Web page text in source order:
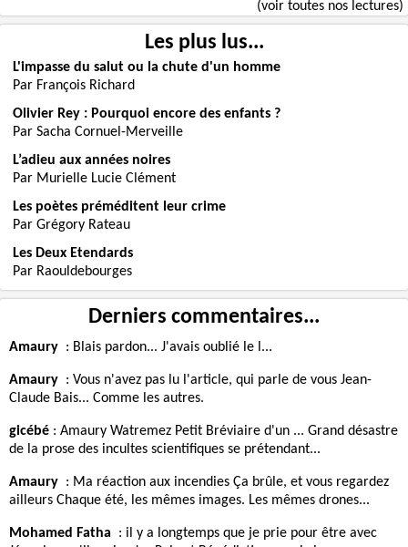
(voir toutes nos lectures)
Les plus lus...
L'impasse du salut ou la chute d'un homme
Par François Richard
Olivier Rey : Pourquoi encore des enfants ?
Par Sacha Cornuel-Merveille
L’adieu aux années noires
Par Murielle Lucie Clément
Les poètes préméditent leur crime
Par Grégory Rateau
Les Deux Etendards
Par Raouldebourges
Derniers commentaires...
Amaury : Blais pardon... J'avais oublié le l...
Amaury : Vous n'avez pas lu l'article, qui parle de vous Jean-
Claude Bais... Comme les autres.
gicébé: Amaury Watremez Petit Bréviaire d'un ... Grand désastre
de la prose des incultes scientifiques se prétendant...
Amaury : Ma réaction aux incendies Ça brûle, et vous regardez
ailleurs Chaque été, les mêmes images. Les mêmes drones...
Mohamed Fatha : il y a longtemps que je prie pour être avec